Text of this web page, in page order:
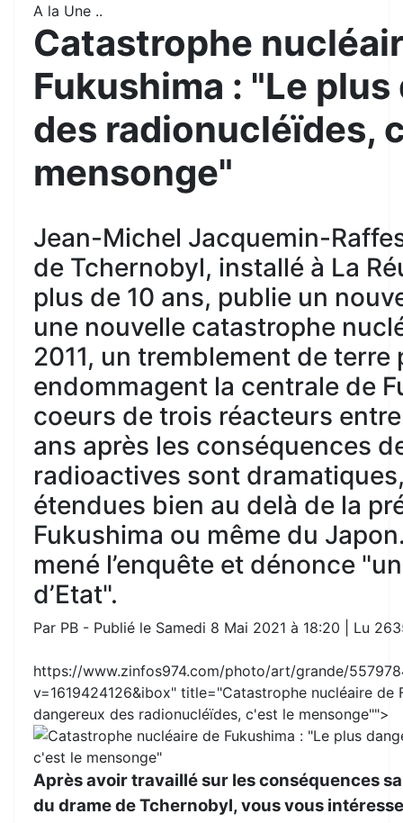
A la Une ..
Catastrophe
Fukushima : "Le
des radionucléïdes,
mensonge"
Jean-Michel Jacquemin-
de Tchernobyl, installé à La
plus de 10 ans, publie un
une nouvelle catastrophe
2011, un tremblement de terre
endommagent la centrale de
coeurs de trois réacteurs
ans après les conséquences
radioactives sont
étendues bien au delà de la
Fukushima ou même du
mené l’enquête et dénonce
d’Etat".
Par PB - Publié le Samedi 8 Mai 2021 à 18:20 | Lu
https://www.zinfos974.com/photo/art/grande/
v=1619424126&ibox" title="Catastrophe nucléaire de
dangereux des radionucléïdes, c'est le mensonge"">
Après avoir travaillé sur les conséquences
du drame de Tchernobyl, vous vous